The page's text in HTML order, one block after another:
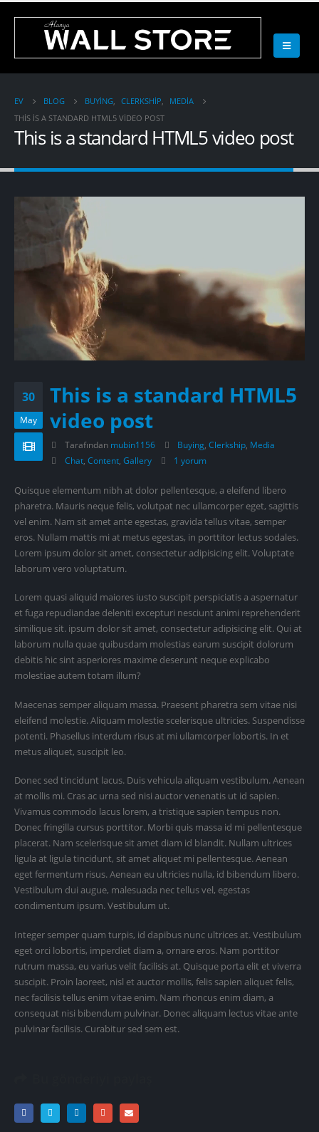
EV BLOG BUYING, CLERKSHIP,
MEDIA
THIS IS A STANDARD HTML5 VIDEO POST
This is a standard HTML5 video post
30
May
This is a standard HTML5
video post
Tarafından mubin1156 Buying ,Clerkship Media
Chat, Content, Gallery 1 yorum
Quisque elementum nibh at dolor pellentesque, a eleifend libero
pharetra. Mauris neque felis, volutpat nec ullamcorper eget, sagittis
vel enim. Nam sit amet ante egestas, gravida tellus vitae, semper
eros. Nullam mattis mi at metus egestas, in porttitor lectus sodales.
Lorem ipsum dolor sit amet, consectetur adipisicing elit. Voluptate
laborum vero voluptatum.
Lorem quasi aliquid maiores iusto suscipit perspiciatis a aspernatur
et fuga repudiandae deleniti excepturi nesciunt animi reprehenderit
similique sit. ipsum dolor sit amet, consectetur adipisicing elit. Qui at
laborum nulla quae quibusdam molestias earum suscipit dolorum
debitis hic sint asperiores maxime deserunt neque explicabo
molestiae autem totam illum?
Maecenas semper aliquam massa. Praesent pharetra sem vitae nisi
eleifend molestie. Aliquam molestie scelerisque ultricies. Suspendisse
potenti. Phasellus interdum risus at mi ullamcorper lobortis. In et
metus aliquet, suscipit leo.
Donec sed tincidunt lacus. Duis vehicula aliquam vestibulum. Aenean
at mollis mi. Cras ac urna sed nisi auctor venenatis ut id sapien.
Vivamus commodo lacus lorem, a tristique sapien tempus non.
Donec fringilla cursus porttitor. Morbi quis massa id mi pellentesque
placerat. Nam scelerisque sit amet diam id blandit. Nullam ultrices
ligula at ligula tincidunt, sit amet aliquet mi pellentesque. Aenean
eget fermentum risus. Aenean eu ultricies nulla, id bibendum libero.
Vestibulum dui augue, malesuada nec tellus vel, egestas
condimentum ipsum. Vestibulum ut.
Integer semper quam turpis, id dapibus nunc ultrices at. Vestibulum
eget orci lobortis, imperdiet diam a, ornare eros. Nam porttitor
rutrum massa, eu varius velit facilisis at. Quisque porta elit et viverra
suscipit. Proin laoreet, nisl et auctor mollis, felis sapien aliquet felis,
nec facilisis tellus enim vitae enim. Nam rhoncus enim diam, a
consequat nisi bibendum pulvinar. Donec aliquam lectus vitae ante
pulvinar facilisis. Curabitur sed sem est.